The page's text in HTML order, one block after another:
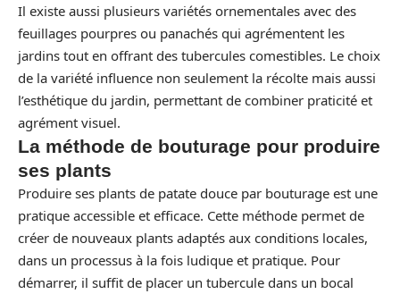
Il existe aussi plusieurs variétés ornementales avec des
feuillages pourpres ou panachés qui agrémentent les
jardins tout en offrant des tubercules comestibles. Le choix
de la variété influence non seulement la récolte mais aussi
l’esthétique du jardin, permettant de combiner praticité et
agrément visuel.
La méthode de bouturage pour produire
ses plants
Produire ses plants de patate douce par bouturage est une
pratique accessible et efficace. Cette méthode permet de
créer de nouveaux plants adaptés aux conditions locales,
dans un processus à la fois ludique et pratique. Pour
démarrer, il suffit de placer un tubercule dans un bocal